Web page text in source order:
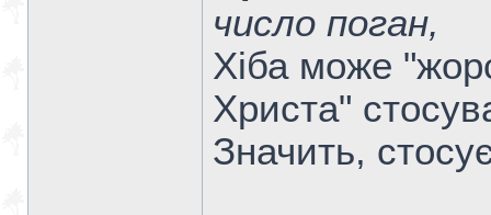
число поган,
Хіба може
Христа"
Значить,